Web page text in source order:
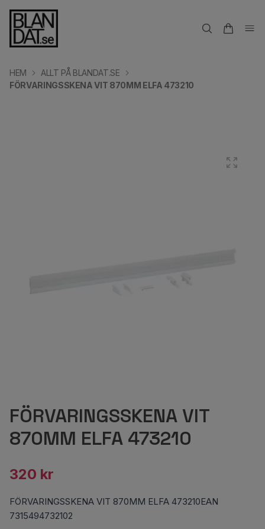
HEM
ALLT PÅ BLANDAT.SE
FÖRVARINGSSKENA VIT 870MM ELFA 473210
FÖRVARINGSSKENA VIT
870MM ELFA 473210
320 kr
FÖRVARINGSSKENA VIT 870MM ELFA 473210EAN
7315494732102